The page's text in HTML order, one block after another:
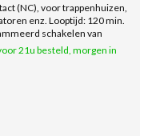
(NC), voor trappenhuizen,
enz. Looptijd: 120 min.
schakelen van
21u besteld, morgen in